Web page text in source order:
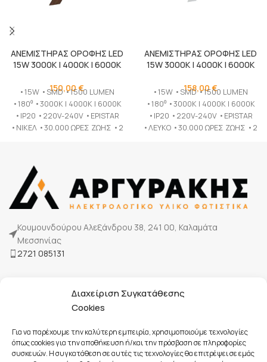
Διαχείριση Συγκατάθεσης
Cookies
Για να παρέχουμε την καλύτερη εμπειρία, χρησιμοποιούμε τεχνολογίες
όπως cookies για την αποθήκευση ή/και την πρόσβαση σε πληροφορίες
συσκευών. Η συγκατάθεση σε αυτές τις τεχνολογίες θα επιτρέψει σε εμάς
ΑΝΕΜΙΣΤΗΡΑΣ ΟΡΟΦΗΣ LED
15W 3000K | 4000K | 6000K
150,00€
•15W •SMD •1500 LUMEN
•180⁰ •3000K | 4000K | 6000K
•IP20 •220V-240V •EPISTAR
•ΝΙΚΕΛ •30.000 ΩΡΕΣ ΖΩΗΣ •2
ΑΝΕΜΙΣΤΗΡΑΣ ΟΡΟΦΗΣ LED
15W 3000K | 4000K | 6000K
158,00€
•15W •SMD •1500 LUMEN
•180⁰ •3000K | 4000K | 6000K
•IP20 •220V-240V •EPISTAR
•ΛΕΥΚΟ •30.000 ΩΡΕΣ ΖΩΗΣ •2
Κουμουνδούρου Αλεξάνδρου 38, 241 00, Καλαμάτα
Μεσσηνίας
2721 085131
Όροι Χρήσης